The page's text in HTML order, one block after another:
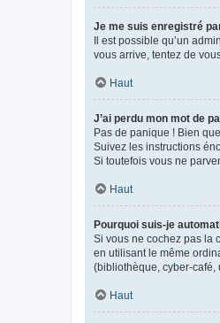
Je me suis enregistré
Il est possible qu’un
vous arrive, tentez de
Haut
J’ai perdu mon mot de
Pas de panique ! Bien
Suivez les instructions
Si toutefois vous ne
Haut
Pourquoi suis-je
Si vous ne cochez pas la
en utilisant le même
(bibliothèque, cyber-café,
Haut